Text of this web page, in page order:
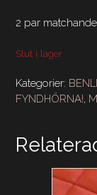
2 par
Slut i lager
Kategorier:
FYNDHÖRNA!,